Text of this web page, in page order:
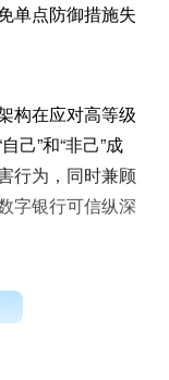
单点防御措施失
构在应对高等级
己”和“非己”成
行为，同时兼顾
字银行可信纵深